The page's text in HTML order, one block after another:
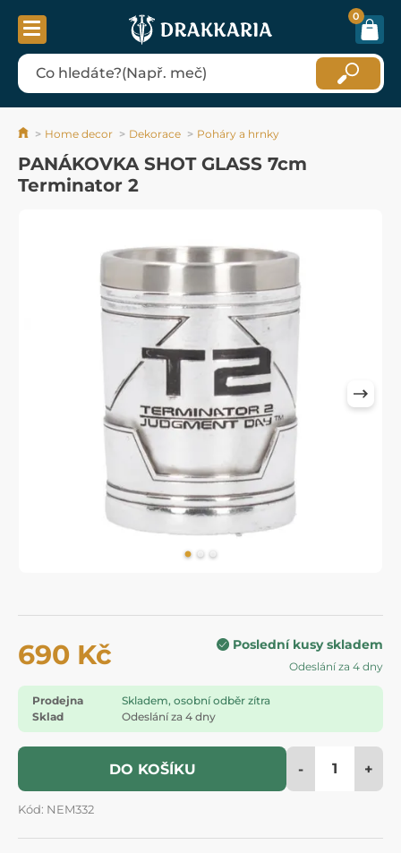
0
Home decor Dekorace Poháry a hrnky
PANÁKOVKA SHOT GLASS 7cm
Terminator 2
690 Kč Poslední kusy skladem
Odeslání za 4 dny
Prodejna
Skladem, osobní odběr zítra
Sklad
Odeslání za 4 dny
DO KOŠÍKU - +
Kód: NEM332